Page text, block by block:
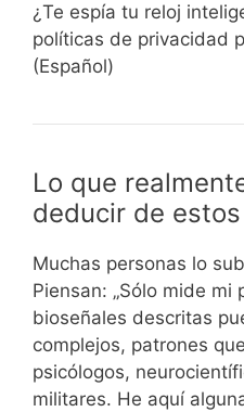
¿Te espía tu reloj
políticas de privacidad
(Español)
Lo que
deducir de
Muchas personas lo
Piensan: „Sólo mide mi
bioseñales descritas
complejos, patrones
psicólogos,
militares. He aquí